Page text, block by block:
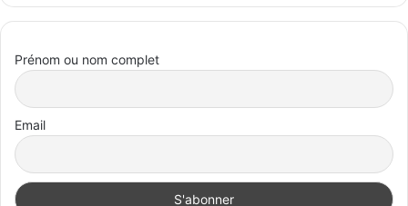
Prénom ou nom complet
Email